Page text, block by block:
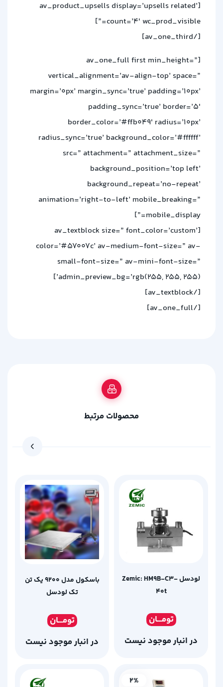
[av_product_upsells display=’upsells related’
count=’4′ wc_prod_visible=”]
[/av_one_third]
[av_one_full first min_height=”
vertical_alignment=’av-align-top’ space=”
margin=’0px’ margin_sync=’true’ padding=’10px’
padding_sync=’true’ border=’5′
border_color=’#ffb049′ radius=’10px’
radius_sync=’true’ background_color=’#ffffff’
src=” attachment=” attachment_size=”
background_position=’top left’
background_repeat=’no-repeat’
animation=’right-to-left’ mobile_breaking=”
mobile_display=”]
[av_textblock size=” font_color=’custom’
color=’#57007c’ av-medium-font-size=” av-
small-font-size=” av-mini-font-size=”
admin_preview_bg=’rgb(255, 255, 255)’]
[/av_textblock]
[/av_one_full]
محصولات مرتبط
لودسل Zemic: HM9B-C3-
40t
تومـــان
در انبار موجود نیست
باسکول مدل 9200 یک تن
تک لودسل
تومـــان
در انبار موجود نیست
2%